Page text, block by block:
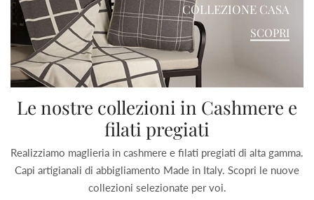
COLLEZIONE CASA
SCOPRI
Le nostre collezioni in Cashmere e
filati pregiati
Realizziamo maglieria in cashmere e filati pregiati di alta gamma.
Capi artigianali di abbigliamento Made in Italy. Scopri le nuove
collezioni selezionate per voi.